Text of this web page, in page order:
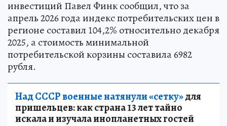
инвестиций Павел Финк сообщил, что за
апрель 2026 года индекс потребительских цен в
регионе составил 104,2% относительно декабря
2025, а стоимость минимальной
потребительской корзины составила 6982
рубля.
Над СССР военные натянули «сетку»для
пришельцев: как страна 13 лет тайно
искала и изучала инопланетных гостей